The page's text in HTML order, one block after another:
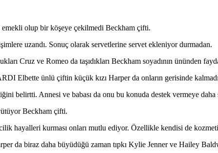
olup bir köşeye çekilmedi Beckham çifti.
uzandı. Sonuç olarak servetlerine servet ekleniyor durmadan.
Cruz ve Romeo da taşıdıkları Beckham soyadının ününden
ünlü çiftin küçük kızı Harper da onların gerisinde
belirtti. Annesi ve babası da onu bu konuda destek vermeye daha
Beckham çifti.
hayalleri kurması onları mutlu ediyor. Özellikle kendisi de
biraz daha büyüdüğü zaman tıpkı Kylie Jenner ve Hailey